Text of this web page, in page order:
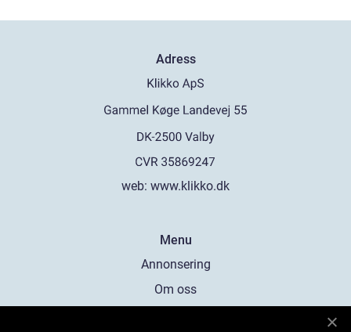
Adress
web: www.klikko.dk
Menu
Annonsering
Om oss